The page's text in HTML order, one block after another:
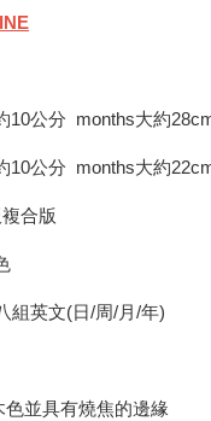
10公分 months大約
10公分 months大約
合版
組英文(日/周/月/年)
色並具有燒焦的邊緣